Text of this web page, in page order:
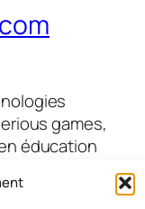
games,
éducation